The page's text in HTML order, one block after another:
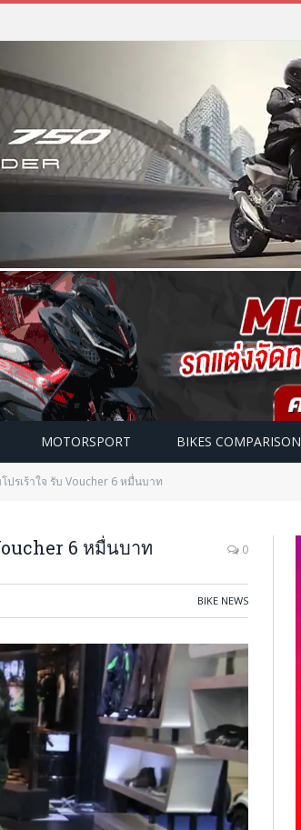
MOTORSPORT BIKES COMPARISON
ปรเร้าใจ รับ Voucher 6 หมื่นบาท
6 หมื่นบาท 0
BIKE NEWS